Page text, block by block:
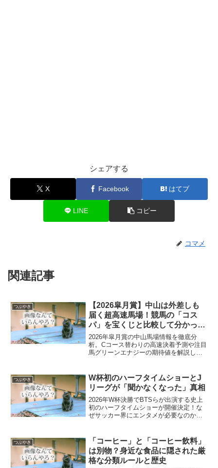
シェアする
X Facebook はてブ
LINE コピー
コマメ
関連記事
つぶやき
【2026皐月賞】中山は外差しも
届く超高速馬場！競馬の「コス
パ」を宝くじと比較して分かった
驚愕の事実
2026年皐月賞の中山馬場情報を徹底分
析。Cコース替わりの高速決着予測や注目
馬グリーンエナジーの期待値を解説しま
スパ」を論理的に解明。初心者からファ
ンまで必見の最新競馬ガイドです。
つぶやき
W杯初のハーフタイムショーとJ
リーグが「聞かなくなった」真相
2026年W杯決勝でBTSらが出演する史上
初のハーフタイムショーが開催決定！な
ぜサッカー界にエンタメが必要なのか、J
点から中学生にもわかりやすく解説しま
す。
つぶやき
「コーヒー」と「コーヒー飲料」
は別物？身近な食品に隠された厳
格な分類ルールと歴史